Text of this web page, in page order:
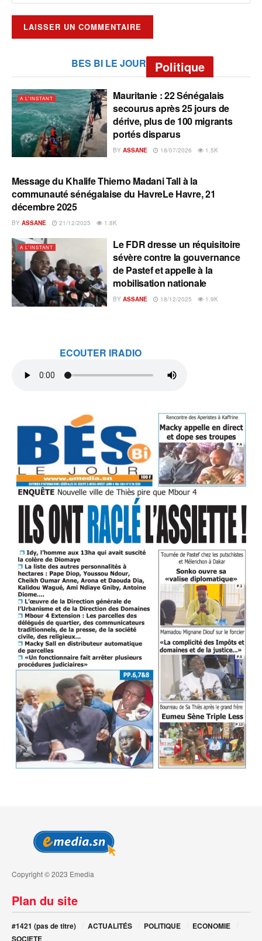
BES BI LE JOUR Politique
A L'INSTANT
Mauritanie : 22 Sénégalais
secourus après 25 jours de
dérive, plus de 100 migrants
portés disparus
BY ASSANE 18/07/2026 1.5K
A L'INSTANT
Message du Khalife Thierno Madani Tall à la
communauté sénégalaise du HavreLe Havre, 21
décembre 2025
BY ASSANE 21/12/2025 1.8K
A L'INSTANT
Le FDR dresse un réquisitoire
sévère contre la gouvernance
de Pastef et appelle à la
mobilisation nationale
BY ASSANE 18/12/2025 1.9K
ECOUTER IRADIO
Copyright © 2023 Emedia
Plan du site
#1421 (pas de titre) ACTUALITÉS POLITIQUE
ECONOMIE
SOCIETE